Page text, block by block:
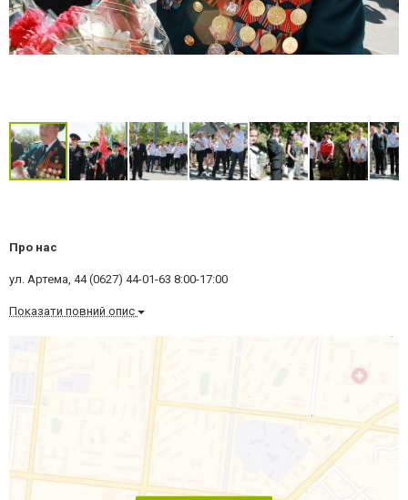
Про нас
ул. Артема, 44 (0627) 44-01-63 8:00-17:00
Показати повний опис